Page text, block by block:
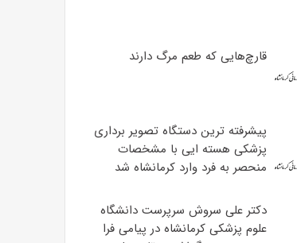
قارچ‌هایی که طعم مرگ دارند
پیشرفته ترین دستگاه تصویر برداری
پزشکی هسته ایی با مشخصات
منحصر به فرد وارد کرمانشاه شد
دکتر علی سروش سرپرست دانشگاه
علوم پزشکی کرمانشاه در پیامی فرا